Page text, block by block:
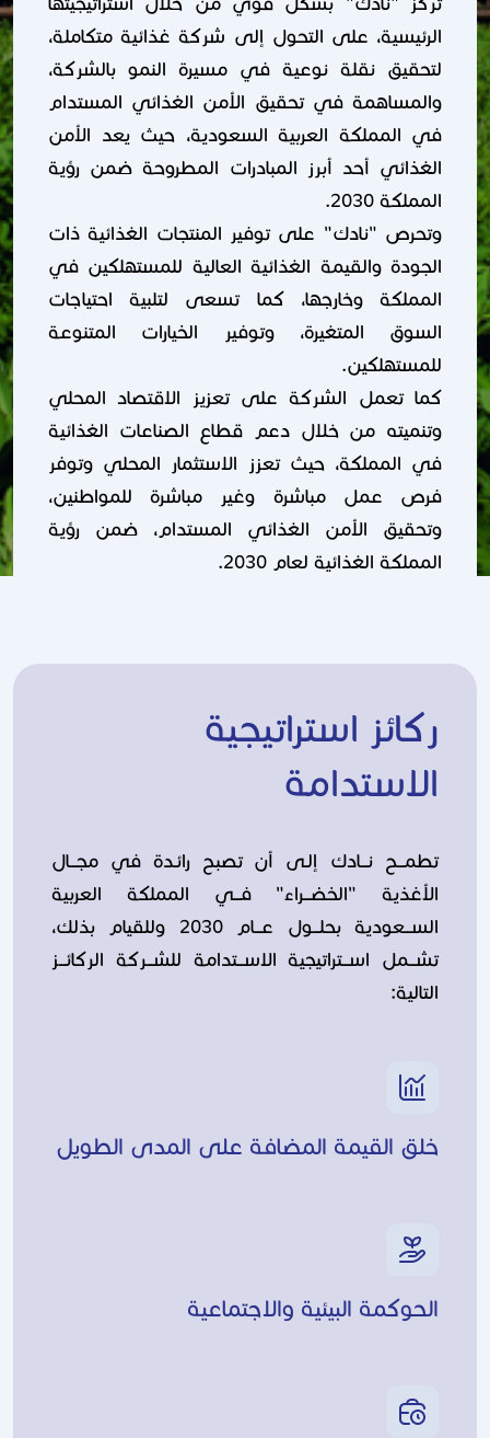
الرئيسية، على التحول إلى شركة غذائية متكاملة،
لتحقيق نقلة نوعية في مسيرة النمو بالشركة،
والمساهمة في تحقيق الأمن الغذائي المستدام
في المملكة العربية السعودية، حيث يعد الأمن
الغذائي أحد أبرز المبادرات المطروحة ضمن رؤية
المملكة 2030.
وتحرص "نادك" على توفير المنتجات الغذائية ذات
الجودة والقيمة الغذائية العالية للمستهلكين في
المملكة وخارجها، كما تسعى لتلبية احتياجات
السوق المتغيرة، وتوفير الخيارات المتنوعة
للمستهلكين.
كما تعمل الشركة على تعزيز الاقتصاد المحلي
وتنميته من خلال دعم قطاع الصناعات الغذائية
في المملكة، حيث تعزز الاستثمار المحلي وتوفر
فرص عمل مباشرة وغير مباشرة للمواطنين،
وتحقيق الأمن الغذائي المستدام، ضمن رؤية
المملكة الغذائية لعام 2030.
ركائز استراتيجية
الاستدامة
تطمـــح نـــادك إلـى أن تصبح رائـدة في مجـــال
الأغذية "الخضـــراء" فـــي المملكة العربية
الســـعودية بحلـــول عـــام 2030 وللقيام بذلك،
تشـــمل اســـتراتيجية الاســـتدامة للشـــركة الركائـــز
التالية:
خلق القيمة المضافة على المدى الطويل
الحوكمة البيئية والاجتماعية